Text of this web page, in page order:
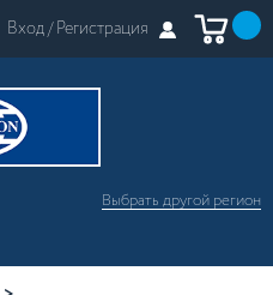
Вход /Регистрация
Выбрать другой регион